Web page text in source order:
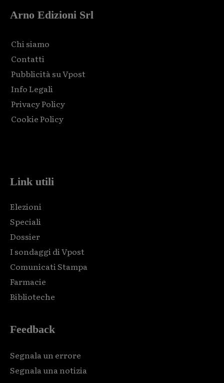
Arno Edizioni Srl
Chi siamo
Contatti
Pubblicità su Vpost
Info Legali
Privacy Policy
Cookie Policy
Link utili
Elezioni
Speciali
Dossier
I sondaggi di Vpost
Comunicati Stampa
Farmacie
Biblioteche
Feedback
Segnala un errore
Segnala una notizia